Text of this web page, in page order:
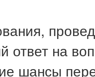
ответ на
шансы